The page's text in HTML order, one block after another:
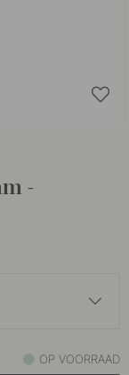
-
Op voorraad
OP VOORRAAD